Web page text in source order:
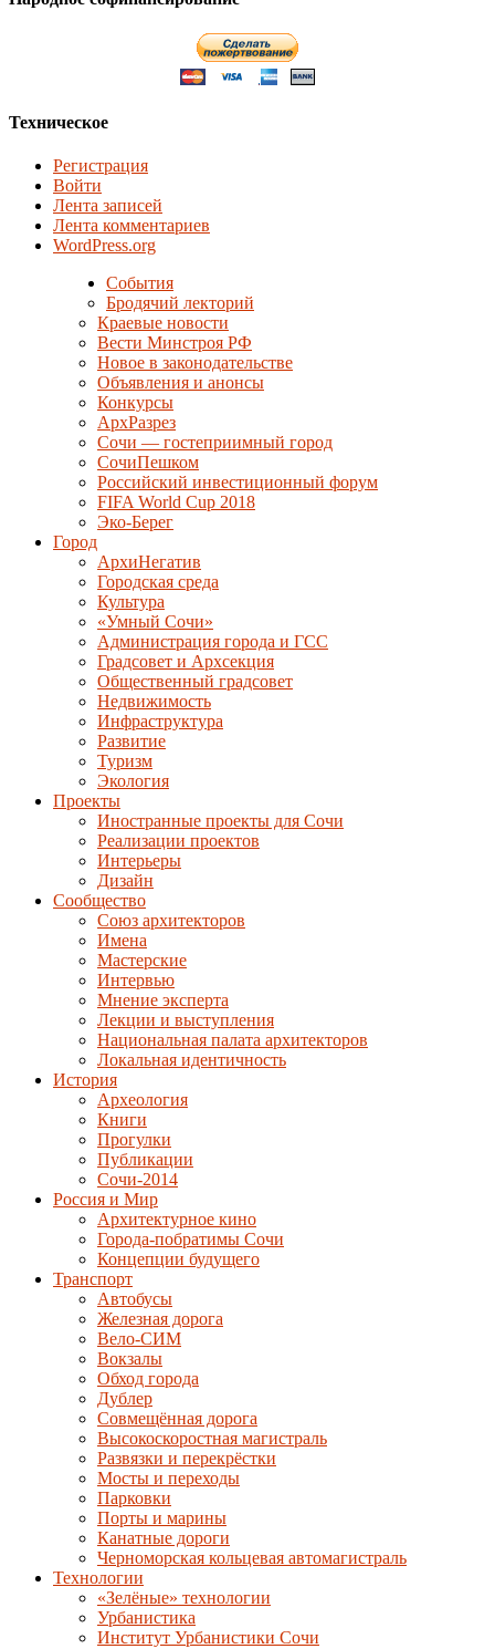
Техническое
Регистрация
Войти
Лента записей
Лента комментариев
WordPress.org
События
Бродячий лекторий
Краевые новости
Вести Минстроя РФ
Новое в законодательстве
Объявления и анонсы
Конкурсы
АрхРазрез
Сочи — гостеприимный город
СочиПешком
Российский инвестиционный форум
FIFA World Cup 2018
Эко-Берег
Город
АрхиНегатив
Городская среда
Культура
«Умный Сочи»
Администрация города и ГСС
Градсовет и Архсекция
Общественный градсовет
Недвижимость
Инфраструктура
Развитие
Туризм
Экология
Проекты
Иностранные проекты для Сочи
Реализации проектов
Интерьеры
Дизайн
Сообщество
Союз архитекторов
Имена
Мастерские
Интервью
Мнение эксперта
Лекции и выступления
Национальная палата архитекторов
Локальная идентичность
История
Археология
Книги
Прогулки
Публикации
Сочи-2014
Россия и Мир
Архитектурное кино
Города-побратимы Сочи
Концепции будущего
Транспорт
Автобусы
Железная дорога
Вело-СИМ
Вокзалы
Обход города
Дублер
Совмещённая дорога
Высокоскоростная магистраль
Развязки и перекрёстки
Мосты и переходы
Парковки
Порты и марины
Канатные дороги
Черноморская кольцевая автомагистраль
Технологии
«Зелёные» технологии
Урбанистика
Институт Урбанистики Сочи